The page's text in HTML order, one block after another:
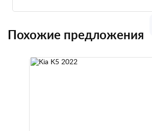
Похожие предложения